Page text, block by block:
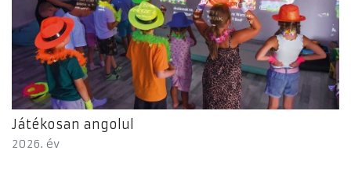
Játékosan angolul
2026. év